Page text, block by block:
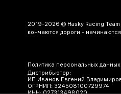
2019-2026 © Hasky Racing
кончаются дороги - начинаются
Политика персональных данных
Дистрибьютор:
ИП Иванов Евгений
ОГРНИП: 324508100729974